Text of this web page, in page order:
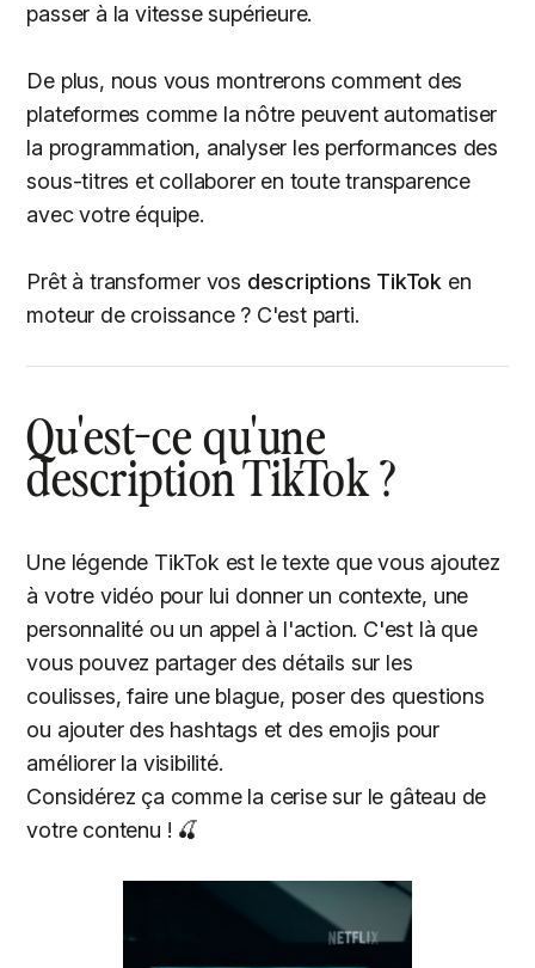
passer à la vitesse supérieure.
De plus, nous vous montrerons comment des
plateformes comme la nôtre peuvent automatiser
la programmation, analyser les performances des
sous-titres et collaborer en toute transparence
avec votre équipe.
Prêt à transformer vos descriptions TikTok en
moteur de croissance ? C'est parti.
Qu'est-ce qu'une
description TikTok ?
Une légende TikTok est le texte que vous ajoutez
à votre vidéo pour lui donner un contexte, une
personnalité ou un appel à l'action. C'est là que
vous pouvez partager des détails sur les
coulisses, faire une blague, poser des questions
ou ajouter des hashtags et des emojis pour
améliorer la visibilité.
Considérez ça comme la cerise sur le gâteau de
votre contenu ! 🍒